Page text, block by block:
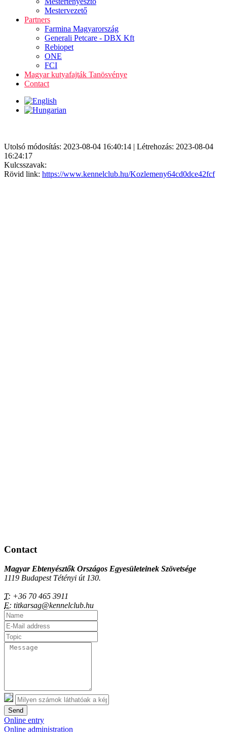
Mestervezető
Partners
Farmina Magyarország
Generali Petcare - DBX Kft
Rebiopet
ONE
FCI
Magyar kutyafajták Tanösvénye
Contact
Utolsó módosítás: 2023-08-04 16:40:14 | Létrehozás: 2023-08-04
16:24:17
Kulcsszavak:
Rövid link: https://www.kennelclub.hu/Kozlemeny64cd0dce42fcf
Contact
Magyar Ebtenyésztők Országos Egyesületeinek Szövetsége
1119 Budapest Tétényi út 130.
T: +36 70 465 3911
E: titkarsag@kennelclub.hu
Send
Online entry
Online administration